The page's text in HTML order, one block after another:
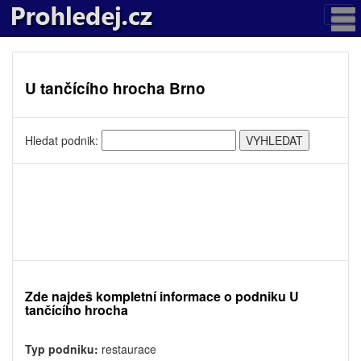
U tančícího hrocha Brno
Hledat podnik:
Zde najdeš kompletní informace o podniku U
tančícího hrocha
Typ podniku: restaurace